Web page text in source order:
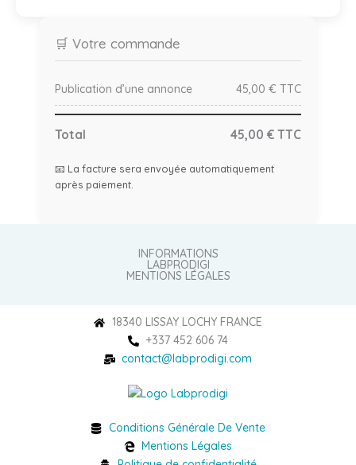
🛒 Votre commande
Publication d’une annonce 45,00 € TTC
Total 45,00 € TTC
📧 La facture sera envoyée automatiquement
après paiement.
INFORMATIONS
LABPRODIGI
MENTIONS LÉGALES
18340 LISSAY LOCHY FRANCE
+337 452 606 74
contact@labprodigi.com
Conditions Générale De Vente
Mentions Légales